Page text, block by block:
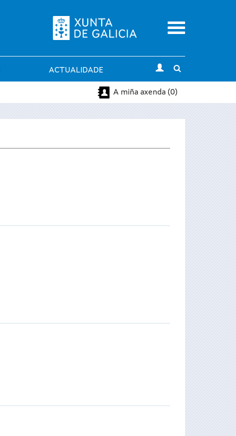
Menu
ACTUALIDADE
search
A miña axenda (0)